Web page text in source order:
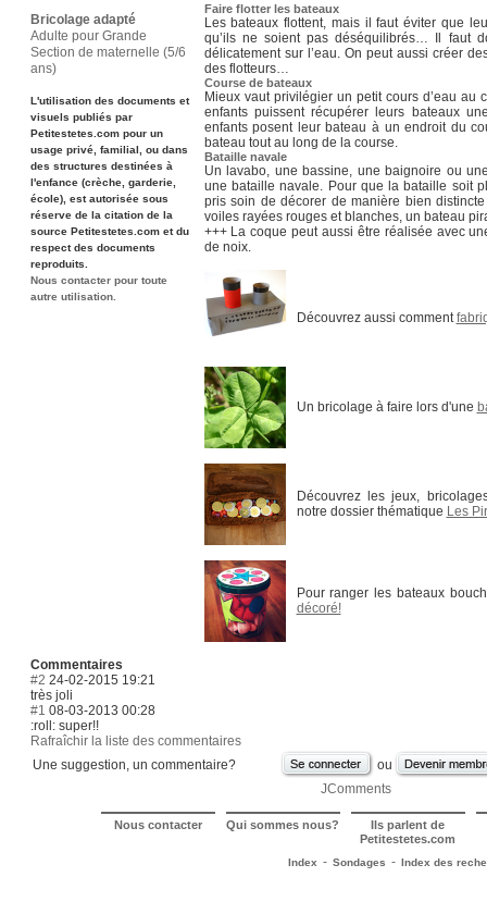
Bricolage adapté
Adulte pour Grande
Section de maternelle (5/6
ans)
L'utilisation des documents et
visuels publiés par
Petitestetes.com pour un
usage privé, familial, ou dans
des structures destinées à
l'enfance (crèche, garderie,
école), est autorisée sous
réserve de la citation de la
source Petitestetes.com et du
respect des documents
reproduits.
Nous contacter pour toute
autre utilisation.
Faire flotter les bateaux
Les bateaux flottent, mais il faut éviter que
qu’ils ne soient pas déséquilibrés… Il faut
délicatement sur l’eau. On peut aussi créer
des flotteurs…
Course de bateaux
Mieux vaut privilégier un petit cours d’eau au
enfants puissent récupérer leurs bateaux
enfants posent leur bateau à un endroit du
bateau tout au long de la course.
Bataille navale
Un lavabo, une bassine, une baignoire ou
une bataille navale. Pour que la bataille soit
pris soin de décorer de manière bien
voiles rayées rouges et blanches, un bateau
+++La coque peut aussi être réalisée avec
de noix.
Découvrez aussi comment
Un bricolage à faire lors d'une
Découvrez les jeux,
notre dossier thématique Les
Pour ranger les bateaux
décoré!
Commentaires
#2 24-02-2015 19:21
très joli
#1 08-03-2013 00:28
:roll: super!!
Rafraîchir la liste des commentaires
Une suggestion, un commentaire?
ou
JComments
Nous contacter Qui sommes nous? Ils parlent de
Petitestetes.com
Index - Sondages - Index des